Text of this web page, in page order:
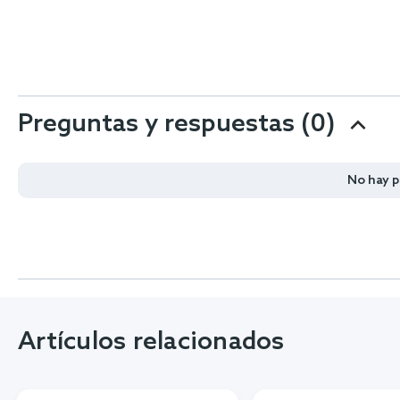
Preguntas y respuestas (0)
No hay
Artículos relacionados